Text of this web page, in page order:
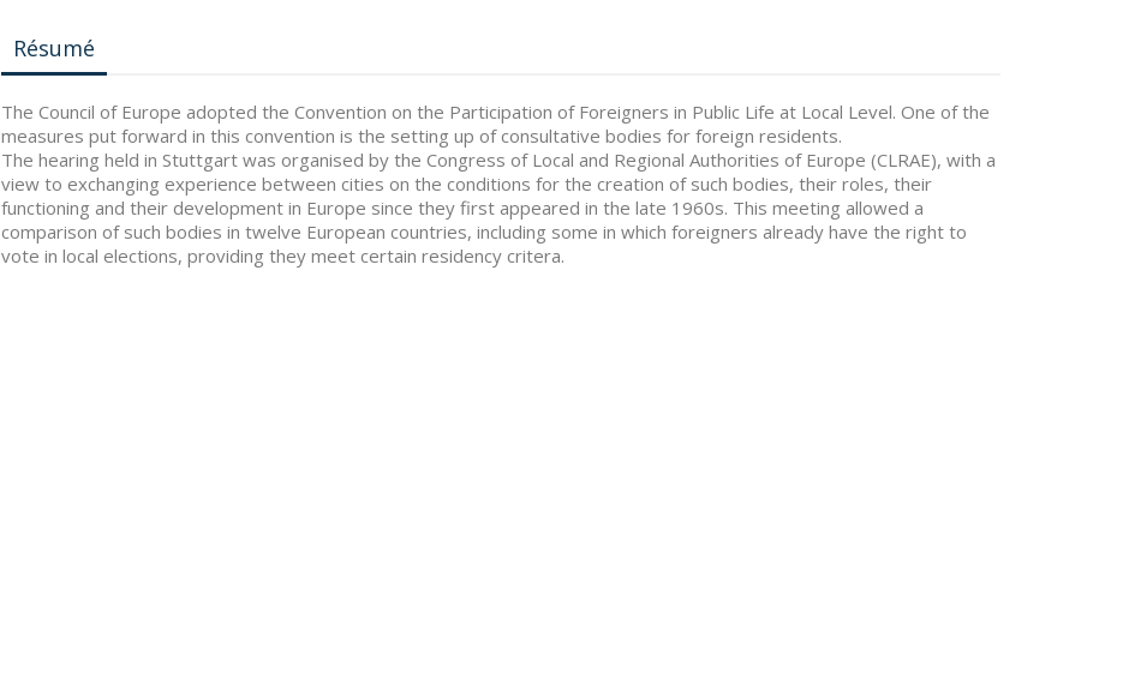
Résumé
The Council of Europe adopted the Convention on the Participation of Foreigners in Public Life at Local Level. One of the
measures put forward in this convention is the setting up of consultative bodies for foreign residents.
The hearing held in Stuttgart was organised by the Congress of Local and Regional Authorities of Europe (CLRAE), with a
view to exchanging experience between cities on the conditions for the creation of such bodies, their roles, their
functioning and their development in Europe since they first appeared in the late 1960s. This meeting allowed a
comparison of such bodies in twelve European countries, including some in which foreigners already have the right to
vote in local elections, providing they meet certain residency critera.